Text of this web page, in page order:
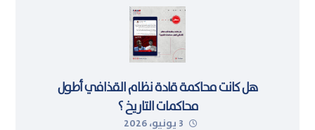
هل كانت محاكمة قادة نظام القذافي أطول
محاكمات التاريخ ؟
3 يونيو، 2026